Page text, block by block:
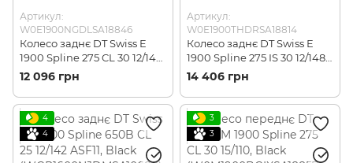
Артикул:
W0E1900NGDLSA18846
Колесо заднє DT Swiss E
1900 Spline 275 CL 30 12/142
ASF, Black
(W0E1900NGDLSA18846)
12 096 грн
Артикул:
W0E1900THDRSA18814
Колесо заднє DT Swiss E
1900 Spline 275 IS 30 12/148
ASRAM, Black
(W0E1900THDRSA18814)
14 406 грн
4
4
3
3